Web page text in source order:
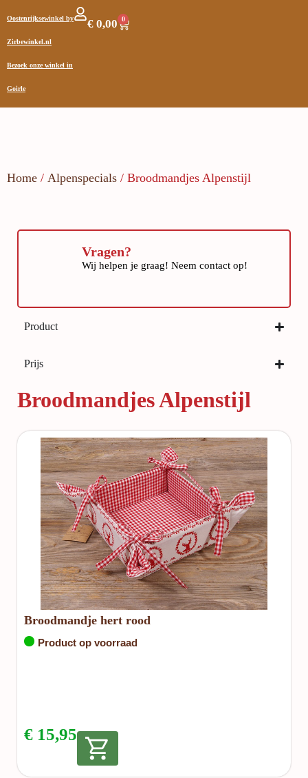
Oostenrijksewinkel by
Zirbewinkel.nl
Bezoek onze winkel in
Goirle
€ 0,00 0
Home / Alpenspecials / Broodmandjes Alpenstijl
Vragen?
Wij helpen je graag! Neem contact op!
Product
Prijs
Broodmandjes Alpenstijl
Broodmandje hert rood
Product op voorraad
€ 15,95